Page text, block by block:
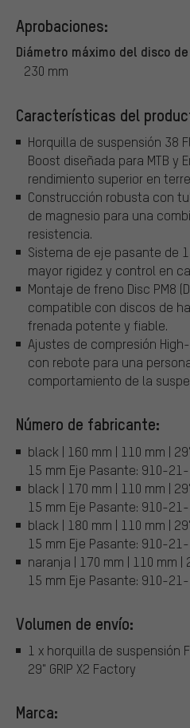
Aprobaciones:
Diámetro máximo del disco
230 mm
Características del
Horquilla de suspensión 38
Boost diseñada para MTB y
rendimiento superior en
Construcción robusta con
de magnesio para una
resistencia.
Sistema de eje pasante de
mayor rigidez y control en
Montaje de freno Disc PM8
compatible con discos de
frenada potente y fiable.
Ajustes de compresión
con rebote para una
comportamiento de la
Número de fabricante:
black | 160 mm | 110 mm |
15 mm Eje Pasante: 910-
black | 170 mm | 110 mm |
15 mm Eje Pasante: 910-
black | 180 mm | 110 mm |
15 mm Eje Pasante: 910-
naranja | 170 mm | 110 mm
15 mm Eje Pasante: 910-
Volumen de envío:
1 x horquilla de suspensión
29" GRIP X2 Factory
Marca: